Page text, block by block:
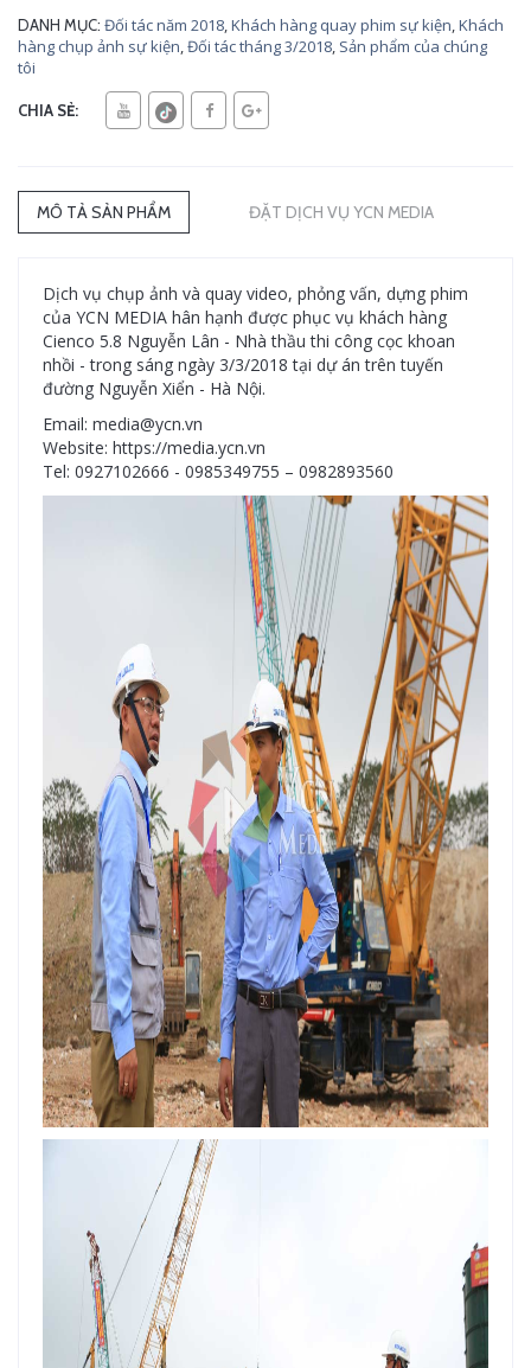
DANH MỤC: Đối tác năm 2018,Khách hàng quay phim sự kiện,Khách
hàng chụp ảnh sự kiện,Đối tác tháng 3/2018, Sản phẩm của chúng
tôi
CHIA SẺ:
MÔ TẢ SẢN PHẨM ĐẶT DỊCH VỤ YCN MEDIA
Dịch vụ chụp ảnh và quay video, phỏng vấn, dựng phim
của YCN MEDIA hân hạnh được phục vụ khách hàng
Cienco 5.8 Nguyễn Lân - Nhà thầu thi công cọc khoan
nhồi - trong sáng ngày 3/3/2018 tại dự án trên tuyến
đường Nguyễn Xiển - Hà Nội.
Email: media@ycn.vn
Website: https://media.ycn.vn
Tel: 0927102666 - 0985349755 – 0982893560